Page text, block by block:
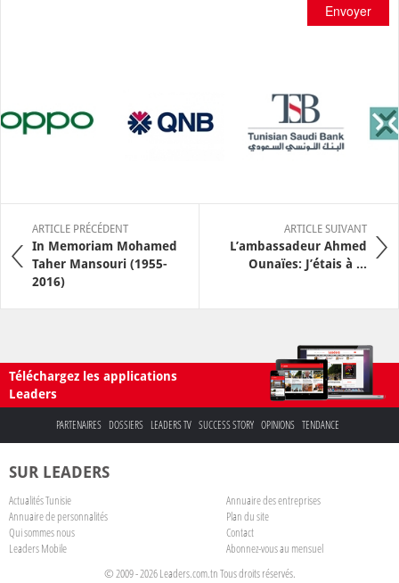
Envoyer
ARTICLE PRÉCÉDENT
In Memoriam Mohamed
Taher Mansouri (1955-
2016)
ARTICLE SUIVANT
L’ambassadeur Ahmed
Ounaïes: J’étais à ...
Téléchargez les applications
Leaders
PARTENAIRES DOSSIERS LEADERS TV SUCCESS STORY OPINIONS TENDANCE
SUR LEADERS
Actualités Tunisie
Annuaire des entreprises
Annuaire de personnalités
Plan du site
Qui sommes nous
Contact
Leaders Mobile
Abonnez-vous au mensuel
© 2009 - 2026 Leaders.com.tn Tous droits réservés.